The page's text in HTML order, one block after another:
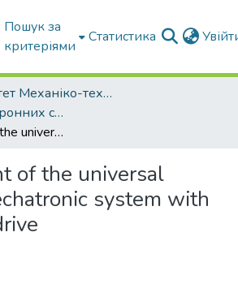
Пошук за
критеріями
Статистика
Факультет Механіко-технологічний
Кафедра мехатронних систем тракторів та сільскогосподарських машин
Development of the universal model of mechatronic system with a hydraulic drive
of the universal
system with